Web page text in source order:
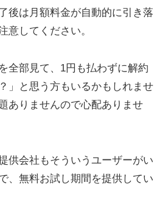
後は月額料金が自動的に引き落
意してください。
全部見て、1円も払わずに解約
」と思う方もいるかもしれませ
ありませんので心配ありませ
供会社もそういうユーザーがい
、無料お試し期間を提供してい